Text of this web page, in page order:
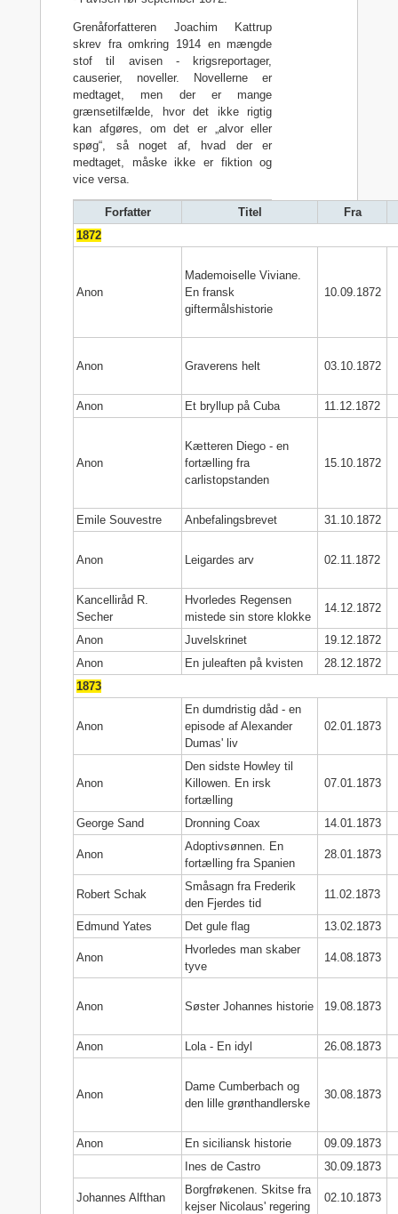
Grenåforfatteren Joachim Kattrup
skrev fra omkring 1914 en mængde
stof til avisen - krigsreportager,
causerier, noveller. Novellerne er
medtaget, men der er mange
grænsetilfælde, hvor det ikke rigtig
kan afgøres, om det er „alvor eller
spøg“, så noget af, hvad der er
medtaget, måske ikke er fiktion og
vice versa.
Forfatter Titel
Fra
1872
Anon
Mademoiselle Viviane.
En fransk
giftermålshistorie
10.09.1872
Anon Graverens helt 03.10.1872
Anon Et bryllup på Cuba 11.12.1872
Anon
Kætteren Diego - en
fortælling fra
carlistopstanden
15.10.1872
Emile Souvestre Anbefalingsbrevet 31.10.1872
Anon Leigardes arv 02.11.1872
Kancelliråd R.
Secher
Hvorledes Regensen
mistede sin store klokke
14.12.1872
Anon Juvelskrinet
19.12.1872
Anon
En juleaften på kvisten
28.12.1872
1873
Anon
En dumdristig dåd - en
episode af Alexander
Dumas' liv
02.01.1873
Anon
Den sidste Howley til
Killowen. En irsk
fortælling
07.01.1873
George Sand Dronning Coax 14.01.1873
Anon
Adoptivsønnen. En
fortælling fra Spanien
28.01.1873
Robert Schak
Småsagn fra Frederik
den Fjerdes tid
11.02.1873
Edmund Yates Det gule flag 13.02.1873
Anon
Hvorledes man skaber
tyve
14.08.1873
Anon Søster Johannes historie 19.08.1873
Anon Lola - En idyl 26.08.1873
Anon
Dame Cumberbach og
den lille grønthandlerske
30.08.1873
Anon En siciliansk historie
09.09.1873
Ines de Castro
30.09.1873
Johannes Alfthan
Borgfrøkenen. Skitse fra
kejser Nicolaus' regering
02.10.1873